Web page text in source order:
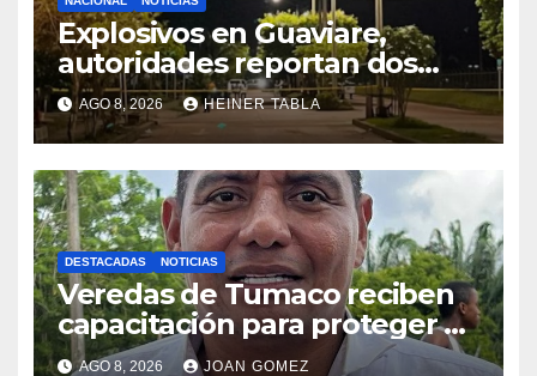
Explosivos en Guaviare,
autoridades reportan dos
incidentes
AGO 8, 2026 HEINER TABLA
DESTACADAS NOTICIAS
Veredas de Tumaco reciben
capacitación para proteger el
ambiente
AGO 8, 2026 JOAN GOMEZ